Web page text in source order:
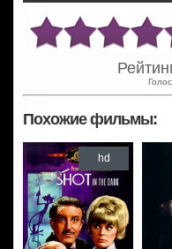
Похожие фильмы:
hd